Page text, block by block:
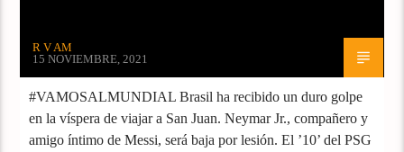
R V AM
15 NOVIEMBRE, 2021
#VAMOSALMUNDIAL Brasil ha recibido un duro golpe
en la víspera de viajar a San Juan. Neymar Jr., compañero y
amigo íntimo de Messi, será baja por lesión. El ’10’ del PSG